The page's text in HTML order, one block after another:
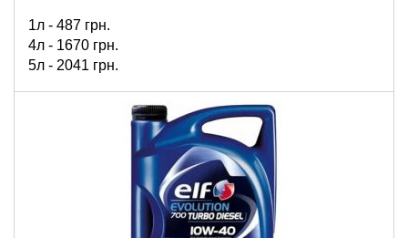
1л - 487 грн.
4л - 1670 грн.
5л - 2041 грн.
грн.